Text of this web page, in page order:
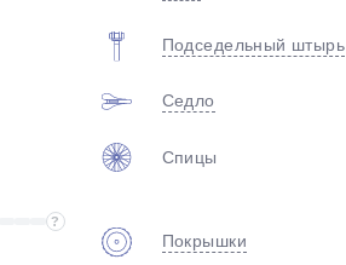
?
Подседельный штырь
Седло
Спицы
Покрышки